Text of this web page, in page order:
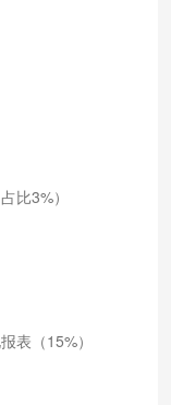
比3%）
表（15%）